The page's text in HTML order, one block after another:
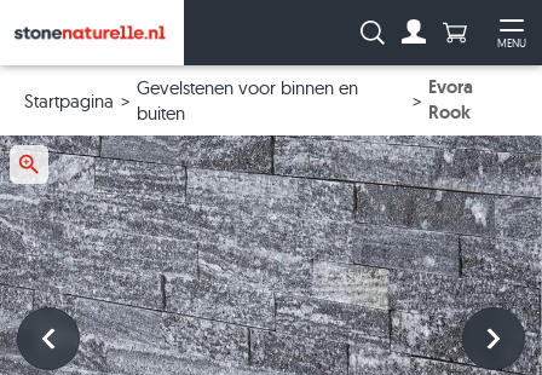
MENU
Zoeken: Aantal
Startpagina
Gevelstenen voor binnen en
buiten
Evora
Rook